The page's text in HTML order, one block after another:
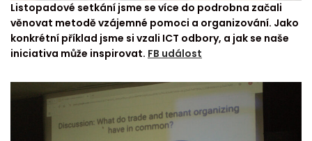
Listopadové setkání jsme se více do podrobna začali
věnovat metodě vzájemné pomoci a organizování. Jako
konkrétní příklad jsme si vzali ICT odbory, a jak se naše
iniciativa může inspirovat. FB událost